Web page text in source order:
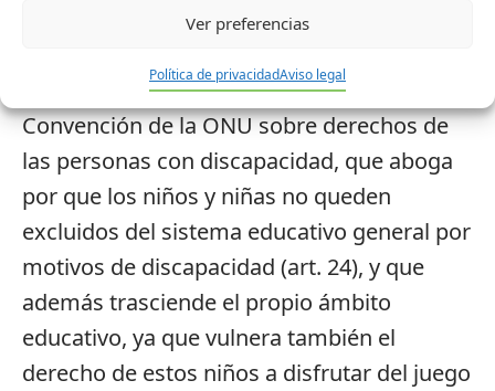
Ver preferencias
Política de privacidadAviso legal
facilita la educación con el resto del
educación especial”. Un hecho contrario a la
Convención de la ONU sobre derechos de
las personas con discapacidad, que aboga
por que los niños y niñas no queden
excluidos del sistema educativo general por
motivos de discapacidad (art. 24), y que
además trasciende el propio ámbito
educativo, ya que vulnera también el
derecho de estos niños a disfrutar del juego